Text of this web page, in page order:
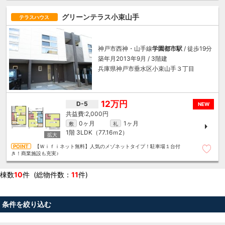
テラスハウス グリーンテラス小束山手
神戸市西神・山手線学園都市駅 / 徒歩19分
築年月2013年9月 / 3階建
兵庫県神戸市垂水区小束山手３丁目
NEW
D-5 12万円
2,000円
敷 0ヶ月 礼
1ヶ月
1階 3LDK（77.16ｍ 2）
【Ｗｉｆｉネット無料】人気のメゾネットタイプ！駐車場１台付
き！商業施設も充実♪
棟数10件 (総物件数： 11件)
条件を絞り込む